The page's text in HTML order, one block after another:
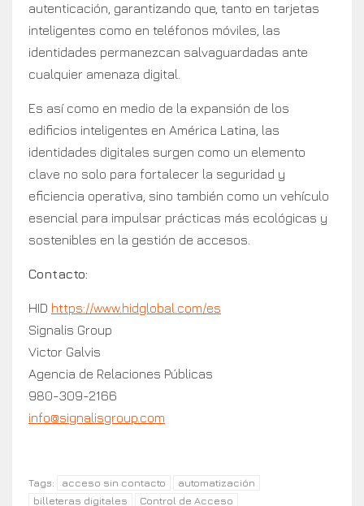
autenticación, garantizando que, tanto en tarjetas
inteligentes como en teléfonos móviles, las
identidades permanezcan salvaguardadas ante
cualquier amenaza digital.
Es así como en medio de la expansión de los
edificios inteligentes en América Latina, las
identidades digitales surgen como un elemento
clave no solo para fortalecer la seguridad y
eficiencia operativa, sino también como un vehículo
esencial para impulsar prácticas más ecológicas y
sostenibles en la gestión de accesos.
Contacto:
HID https://www.hidglobal.com/es
Signalis Group
Victor Galvis
Agencia de Relaciones Públicas
980-309-2166
info@signalisgroup.com
Tags: acceso sin contacto
automatización
billeteras digitales
Control de Acceso